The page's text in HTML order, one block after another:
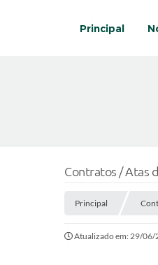
Principal
Contratos / Atas
Principal
Atualizado em: 29/06/